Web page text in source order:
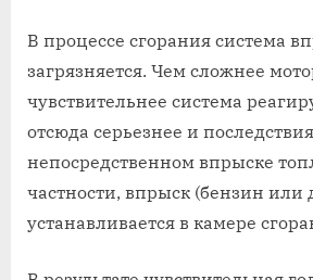
В процессе сгорания система
загрязняется. Чем сложнее
чувствительнее система
отсюда серьезнее и
непосредственном впрыске
частности, впрыск (бензин или
устанавливается в камере